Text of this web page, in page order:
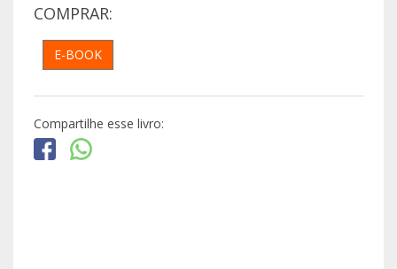
COMPRAR:
E-BOOK
Compartilhe esse livro: